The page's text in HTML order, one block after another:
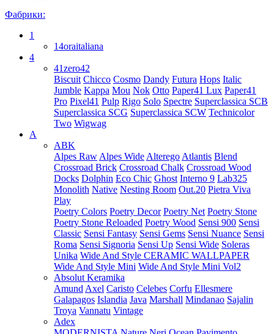
Фабрики:
1
14oraitaliana
4
41zero42
Biscuit Chicco Cosmo Dandy Futura Hops Italic
Jumble Kappa Mou Nok Otto Paper41 Lux Paper41
Pro Pixel41 Pulp Rigo Solo Spectre Superclassica SCB
Superclassica SCG Superclassica SCW Technicolor
Two Wigwag
A
ABK
Alpes Raw Alpes Wide Alterego Atlantis Blend
Crossroad Brick Crossroad Chalk Crossroad Wood
Docks Dolphin Eco Chic Ghost Interno 9 Lab325
Monolith Native Nesting Room Out.20 Pietra Viva
Play
Poetry Colors Poetry Decor Poetry Net Poetry Stone
Poetry Stone Reloaded Poetry Wood Sensi 900 Sensi
Classic Sensi Fantasy Sensi Gems Sensi Nuance Sensi
Roma Sensi Signoria Sensi Up Sensi Wide Soleras
Unika Wide And Style CERAMIC WALLPAPER
Wide And Style Mini Wide And Style Mini Vol2
Absolut Keramika
Amund Axel Caristo Celebes Corfu Ellesmere
Galapagos Islandia Java Marshall Mindanao Sajalin
Troya Vannatu Vintage
Adex